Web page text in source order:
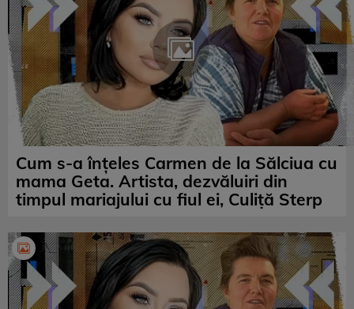
Cum s-a înțeles Carmen de la Sălciua cu
mama Geta. Artista, dezvăluiri din
timpul mariajului cu fiul ei, Culiţă Sterp